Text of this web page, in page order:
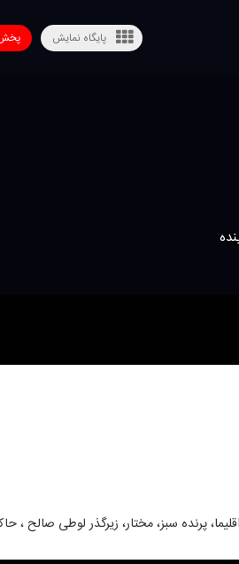
پایگاه نمایش
پرنده سبز، مختار، زیرگذر لوطی صالح ،